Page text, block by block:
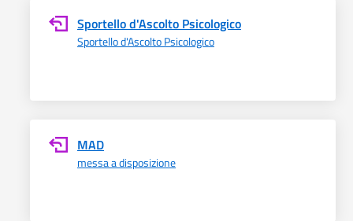
Sportello d'Ascolto Psicologico
Sportello d'Ascolto Psicologico
MAD
messa a disposizione